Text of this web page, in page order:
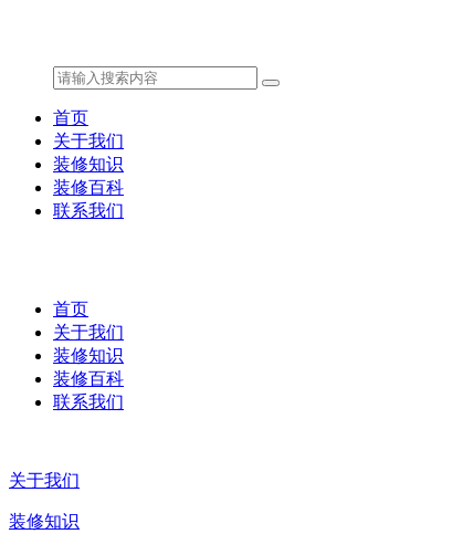
首页
关于我们
装修知识
装修百科
联系我们
首页
关于我们
装修知识
装修百科
联系我们
关于我们
装修知识